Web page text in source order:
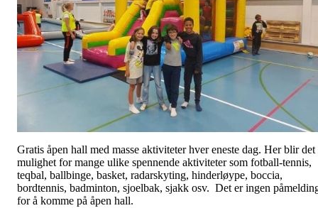
Gratis åpen hall med masse aktiviteter hver eneste dag. Her blir det
mulighet for mange ulike spennende aktiviteter som fotball-tennis,
teqbal, ballbinge, basket, radarskyting, hinderløype, boccia,
bordtennis, badminton, sjoelbak, sjakk osv. Det er ingen
for å komme på åpen hall.